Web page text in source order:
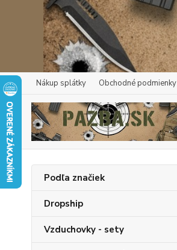
Nákup splátky Obchodné podmienky
Podľa značiek
Dropship
Vzduchovky - sety